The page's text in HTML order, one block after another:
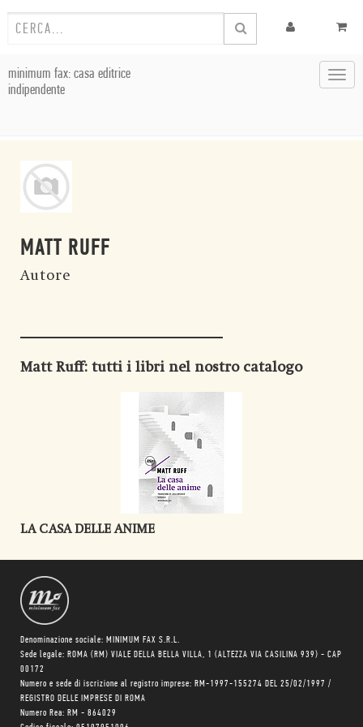
minimum fax: casa editrice
indipendente
MATT RUFF
Autore
Matt Ruff: tutti i libri nel nostro catalogo
LA CASA DELLE ANIME
Denominazione sociale: MINIMUM FAX S.R.L.
Sede legale: ROMA (RM) VIALE DELLA BELLA VILLA, 1 (ALTEZZA VIA CASILINA 939) - CAP
00172
Numero e sede di iscrizione al registro imprese: RM-1997-155274 DEL 25/02/1997 /
REGISTRO DELLE IMPRESE DI ROMA
Numero Rea: RM - 864029